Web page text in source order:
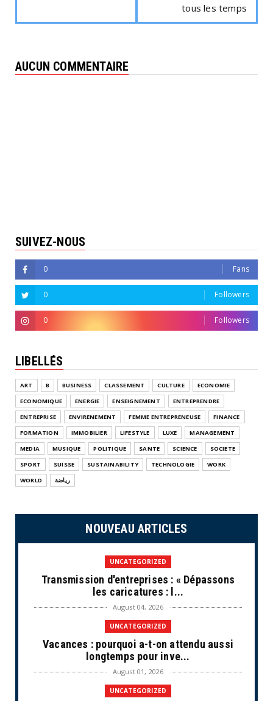
tous les temps
AUCUN COMMENTAIRE
SUIVEZ-NOUS
0 Fans
0 Followers
0 Followers
LIBELLÉS
ART B BUSINESS CLASSEMENT CULTURE
ECONOMIE
ECONOMIQUE
ENERGIE ENSEIGNEMENT
ENTREPRENDRE
ENTREPRISE
ENVIRENEMENT FEMME ENTREPRENEUSE
FINANCE
FORMATION
IMMOBILIER LIFESTYLE LUXE
MANAGEMENT
MEDIA
MUSIQUE POLITIQUE SANTE SCIENCE
SOCIETE
SPORT
SUISSE SUSTAINABILITY TECHNOLOGIE
WORK
WORLD
رياضة
NOUVEAU ARTICLES
UNCATEGORIZED
Transmission d'entreprises : « Dépassons
les caricatures : l...
August 04, 2026
UNCATEGORIZED
Vacances : pourquoi a-t-on attendu aussi
longtemps pour inve...
August 01, 2026
UNCATEGORIZED